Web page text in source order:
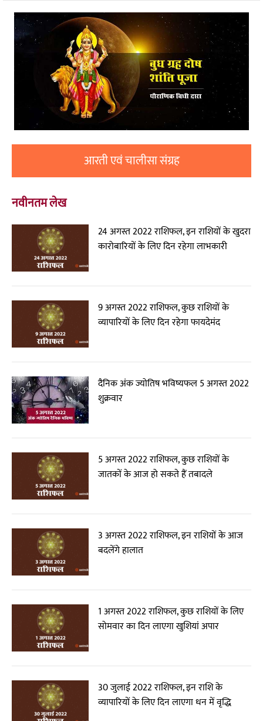
आरती एवं चालीसा संग्रह
नवीनतम लेख
24 अगस्त 2022 राशिफल, इन राशियों के खुदरा
कारोबारियों के लिए दिन रहेगा लाभकारी
9 अगस्त 2022 राशिफल, कुछ राशियों के
व्यापारियों के लिए दिन रहेगा फायदेमंद
दैनिक अंक ज्योतिष भविष्यफल 5 अगस्त 2022
शुक्रवार
5 अगस्त 2022 राशिफल, कुछ राशियों के
जातकों के आज हो सकते हैं तबादले
3 अगस्त 2022 राशिफल, इन राशियों के आज
बदलेंगे हालात
1 अगस्त 2022 राशिफल, कुछ राशियों के लिए
सोमवार का दिन लाएगा खुशियां अपार
30 जुलाई 2022 राशिफल, इन राशि के
व्यापारियों के लिए दिन लाएगा धन में वृद्धि